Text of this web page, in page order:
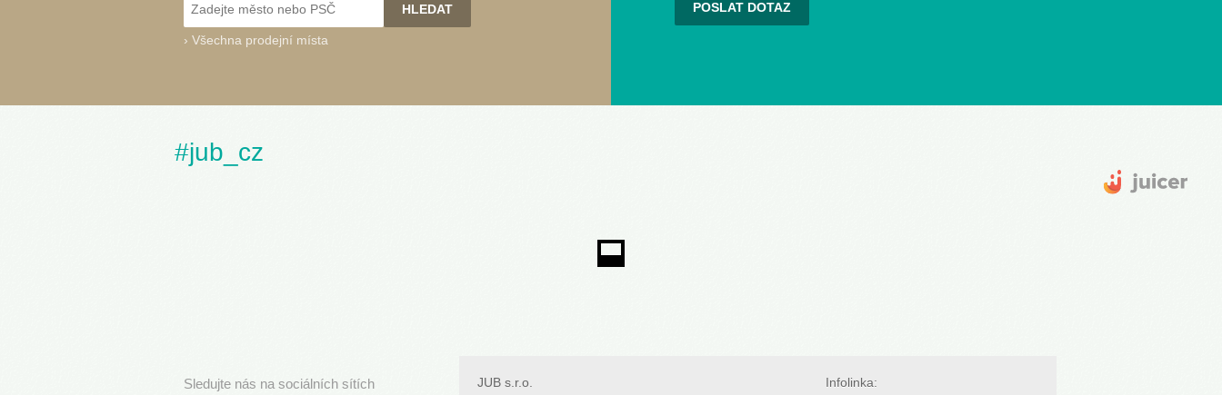
› Všechna prodejní místa
POSLAT DOTAZ
#jub_cz
Sledujte nás na sociálních sítích JUB s.r.o. Infolinka: